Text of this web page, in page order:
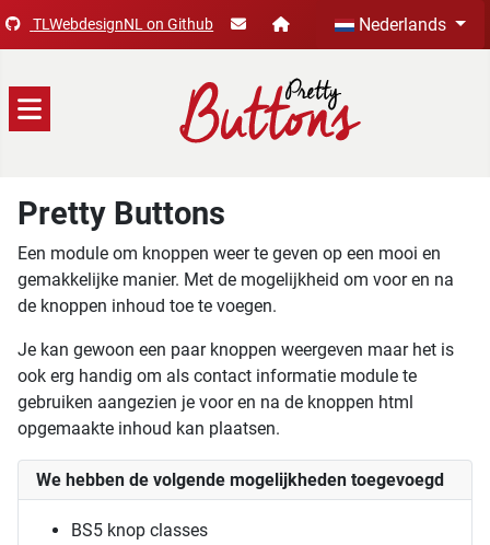
TLWebdesignNL on Github Nederlands
Pretty Buttons
Een module om knoppen weer te geven op een mooi en
gemakkelijke manier. Met de mogelijkheid om voor en na
de knoppen inhoud toe te voegen.
Je kan gewoon een paar knoppen weergeven maar het is
ook erg handig om als contact informatie module te
gebruiken aangezien je voor en na de knoppen html
opgemaakte inhoud kan plaatsen.
We hebben de volgende mogelijkheden toegevoegd
BS5 knop classes